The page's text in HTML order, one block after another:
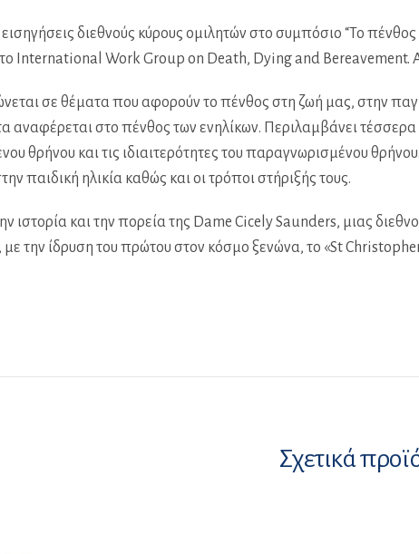
διεθνούς κύρους ομιλητών στο συμπόσιο “Το
International Work Group on Death, Dying and Bereavement.
σε θέματα που αφορούν το πένθος στη ζωή μας, στην
αναφέρεται στο πένθος των ενηλίκων. Περιλαμβάνει
θρήνου και τις ιδιαιτερότητες του παραγνωρισμένου
παιδική ηλικία καθώς και οι τρόποι στήριξής τους.
ιστορία και την πορεία της Dame Cicely Saunders, μιας
την ίδρυση του πρώτου στον κόσμο ξενώνα, το «St
Σχετικά